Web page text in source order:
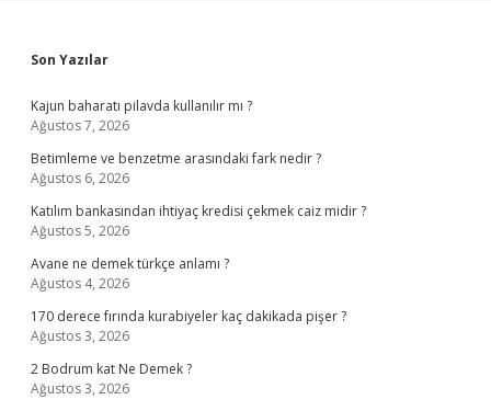
Sidebar
Son Yazılar
Kajun baharatı pilavda kullanılır mı ?
Ağustos 7, 2026
Betimleme ve benzetme arasındaki fark nedir ?
Ağustos 6, 2026
Katılım bankasından ihtiyaç kredisi çekmek caiz midir ?
Ağustos 5, 2026
Avane ne demek türkçe anlamı ?
Ağustos 4, 2026
170 derece fırında kurabiyeler kaç dakikada pişer ?
Ağustos 3, 2026
2 Bodrum kat Ne Demek ?
Ağustos 3, 2026